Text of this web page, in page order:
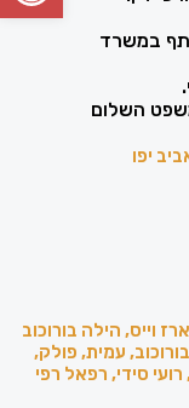
דין שותף במשרד
משפט השלום
יפו
וייס, הילה בורוכוב
עמית, פולק,
רועי סידי, רפאל רפי